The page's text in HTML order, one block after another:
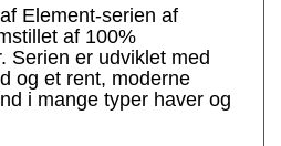
Element-serien af
af 100%
Serien er udviklet med
og et rent, moderne
i mange typer haver og